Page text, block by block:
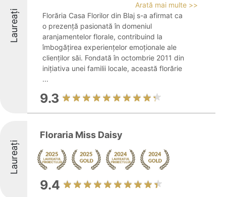
Laureați
Arată mai multe >>
Florăria Casa Florilor din Blaj s-a afirmat ca
o prezență pasionată în domeniul
aranjamentelor florale, contribuind la
îmbogățirea experiențelor emoționale ale
clienților săi. Fondată în octombrie 2011 din
inițiativa unei familii locale, această florărie
...
9.3
Laureați
Floraria Miss Daisy
9.4